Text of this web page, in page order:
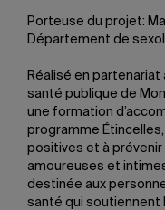
Porteuse du projet:
Département de
Réalisé en
santé publique de
une formation
programme
positives et à prévenir
amoureuses et
destinée aux
santé qui soutiennent